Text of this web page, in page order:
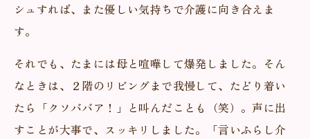
シュすれば、また優しい気持ちで介護に向き合えま
す。
それでも、たまには母と喧嘩して爆発しました。そん
なときは、２階のリビングまで我慢して、たどり着い
たら「クソババア！」と叫んだことも（笑）。声に出
すことが大事で、スッキリしました。「言いふらし介